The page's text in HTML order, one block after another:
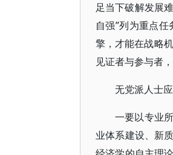
足当下破解发展
自强”列为重点
擎，才能在战略
见证者与参与者
无党派人士
一要以专业
业体系建设、新